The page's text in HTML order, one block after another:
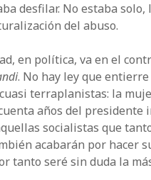
desfilar. No estaba
del abuso.
en política, va en el
. No hay ley que
terraplanistas: la
años del presidente
socialistas que
acabarán por hacer
tanto seré sin duda la